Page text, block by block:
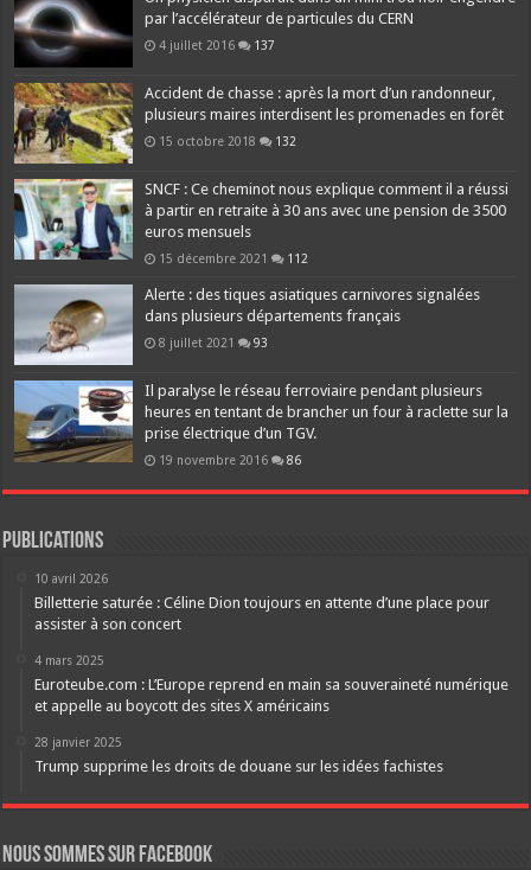
par l’accélérateur de particules du CERN
4 juillet 2016 137
Accident de chasse : après la mort d’un randonneur,
plusieurs maires interdisent les promenades en forêt
15 octobre 2018 132
SNCF : Ce cheminot nous explique comment il a réussi
à partir en retraite à 30 ans avec une pension de 3500
euros mensuels
15 décembre 2021 112
Alerte : des tiques asiatiques carnivores signalées
dans plusieurs départements français
8 juillet 2021 93
Il paralyse le réseau ferroviaire pendant plusieurs
heures en tentant de brancher un four à raclette sur la
prise électrique d’un TGV.
19 novembre 2016 86
Publications
10 avril 2026
Billetterie saturée : Céline Dion toujours en attente d’une place pour
assister à son concert
4 mars 2025
Euroteube.com : L’Europe reprend en main sa souveraineté numérique
et appelle au boycott des sites X américains
28 janvier 2025
Trump supprime les droits de douane sur les idées fachistes
Nous sommes sur FaceBook